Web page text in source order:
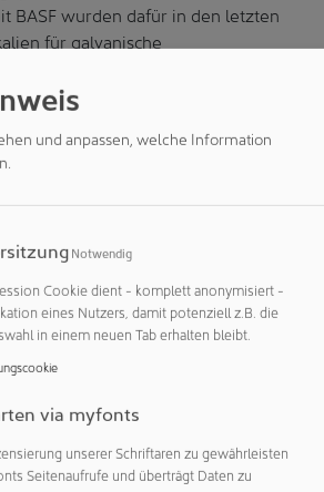
BASF wurden dafür in den letzten
für galvanische
Produkttests und
für Kunden auf Waferlevel
installierte dazu eine State-of-the-Art
betrieben wird. Damit nutzen die
dieselbe Anlagentechnologie, wie sie
zum Einsatz kommt. Dies ermöglicht
signifikant zu
und Kosten gespart
Prozesse aufgebaut werden.
können somit direkt unter
entwickelt und bewertet werden.
bei
und anpassen, welche Information
Notwendig
Cookie dient - komplett anonymisiert -
eines Nutzers, damit potenziell z.B. die
in einem neuen Tab erhalten bleibt.
via myfonts
unserer Schriftaren zu gewährleisten
Seitenaufrufe und überträgt Daten zu